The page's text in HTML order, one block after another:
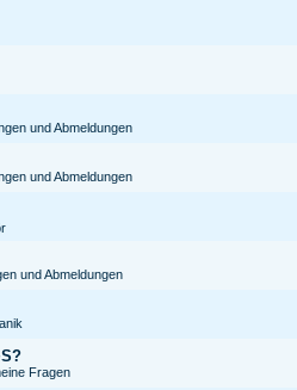
und Abmeldungen
und Abmeldungen
und Abmeldungen
Fragen